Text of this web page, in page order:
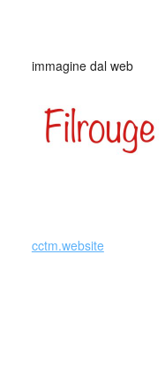
immagine dal web
cctm.website